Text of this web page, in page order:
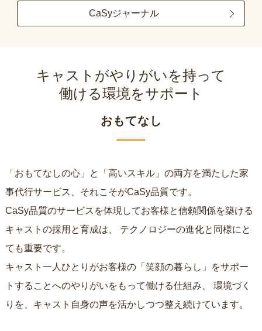
CaSyジャーナル
キャストがやりがいを持って
働ける環境をサポート
おもてなし
「おもてなしの心」と「高いスキル」の両方を満たした家
事代行サービス、それこそがCaSy品質です。
CaSy品質のサービスを体現してお客様と信頼関係を築ける
キャストの採用と育成は、
ても重要です。
キャスト一人ひとりがお客様の「笑顔の暮らし」をサポー
トすることへのやりがいをもって働ける仕組み、
りを、キャスト自身の声を活かしつつ整え続けています。